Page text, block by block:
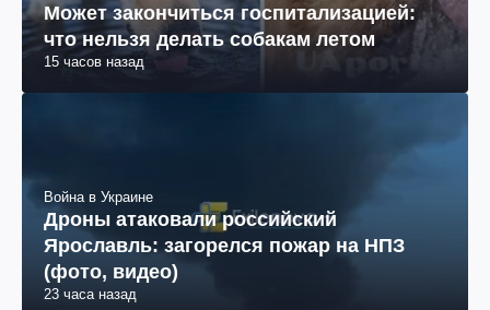
Может закончиться госпитализацией:
что нельзя делать собакам летом
15 часов назад
Война в Украине
Дроны атаковали российский
Ярославль: загорелся пожар на НПЗ
(фото, видео)
23 часа назад